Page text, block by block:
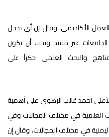
الأكاديمي، وقال إن أي تدخل
غير مفيد ويجب أن تكون
والبحث العلمي حكراً على
احمد غالب الرهوي على أهمية
العلمية في مختلف المجالات وفي
في مختلف المجالات، وقال إن